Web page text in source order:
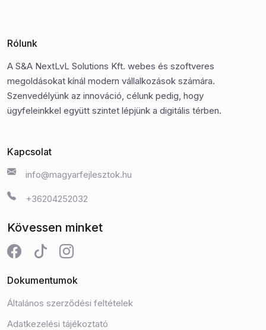
Rólunk
A S&A NextLvL Solutions Kft. webes és szoftveres
megoldásokat kínál modern vállalkozások számára.
Szenvedélyünk az innováció, célunk pedig, hogy
ügyfeleinkkel együtt szintet lépjünk a digitális térben.
Kapcsolat
info@magyarfejlesztok.hu
+36204252032
Kövessen minket
Dokumentumok
Általános szerződési feltételek
Adatkezelési tájékoztató